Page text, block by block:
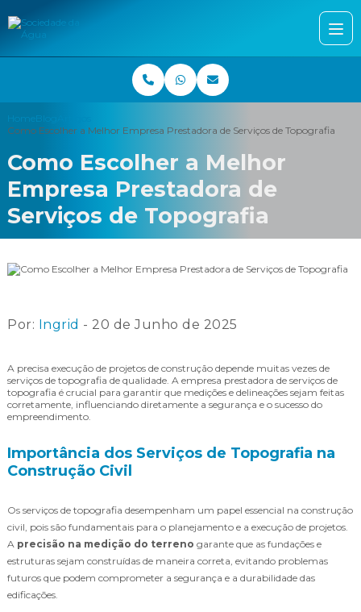
Home Blog
Como Escolher a Melhor Empresa Prestadora de Serviços de Topografia
Como Escolher a Melhor
Empresa Prestadora de
Serviços de Topografia
Por: Ingrid - 20 de Junho de 2025
A precisa execução de projetos de construção depende muitas vezes de
serviços de topografia de qualidade. A empresa prestadora de serviços de
topografia é crucial para garantir que medições e delineações sejam feitas
corretamente, influenciando diretamente a segurança e o sucesso do
empreendimento.
Importância dos Serviços de Topografia na
Construção Civil
Os serviços de topografia desempenham um papel essencial na construção
civil, pois são fundamentais para o planejamento e a execução de projetos.
A precisão na medição do terreno garante que as fundações e
estruturas sejam construídas de maneira correta, evitando problemas
futuros que podem comprometer a segurança e a durabilidade das
edificações.